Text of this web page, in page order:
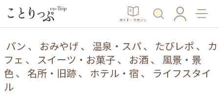
ガイド・マガジン
パン 、 おみやげ 、 温泉・スパ、 たびレポ 、 カ
フェ 、 スイーツ・お菓子、 お酒 、 風景・景
色、 名所・旧跡、 ホテル・宿 、 ライフスタイ
ル